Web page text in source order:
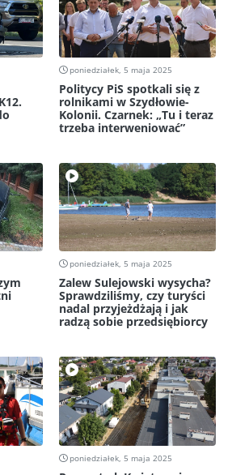
poniedziałek, 5 maja 2025
Politycy PiS spotkali się z
rolnikami w Szydłowie-
Kolonii. Czarnek: „Tu i teraz
trzeba interweniować”
poniedziałek, 5 maja 2025
Zalew Sulejowski wysycha?
Sprawdziliśmy, czy turyści
nadal przyjeżdżają i jak
radzą sobie przedsiębiorcy
poniedziałek, 5 maja 2025